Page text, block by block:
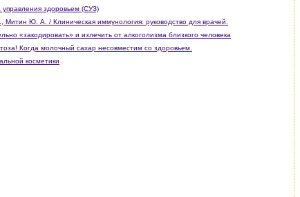
здоровьем (СУЗ)
Ю. А. / Клиническая иммунология: руководство для врачей.
«закодировать» и излечить от алкоголизма близкого человека
Когда молочный сахар несовместим со здоровьем.
косметики